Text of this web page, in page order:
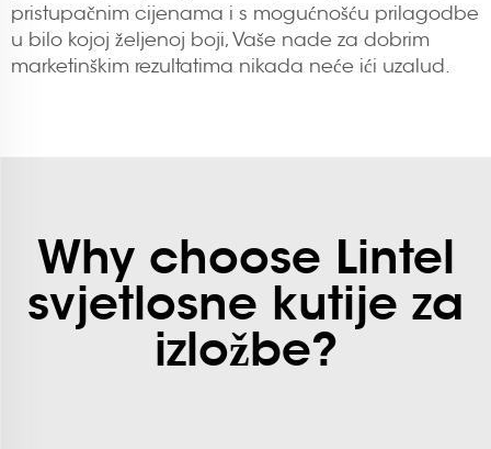
pristupačnim cijenama i s mogućnošću prilagodbe
u bilo kojoj željenoj boji, Vaše nade za dobrim
marketinškim rezultatima nikada neće ići uzalud.
Why choose Lintel
svjetlosne kutije za
izložbe?